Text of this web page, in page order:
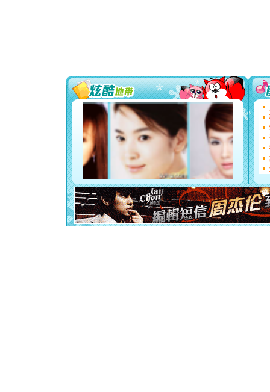
[圣诞节]
你太多
要平安！
[圣诞节]
能正大
都要快乐
[圣诞节]
如意,快
[元旦]
看
断电。
你是我
[元旦]如
起；二是
离。水晶
[元旦]当